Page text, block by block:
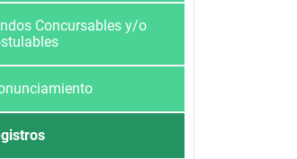
Concursables y/o